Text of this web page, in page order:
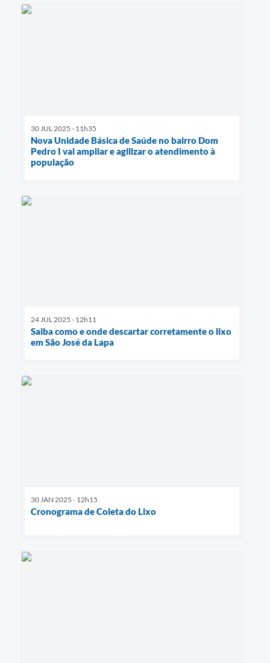
30 JUL 2025 - 11h35
Nova Unidade Básica de Saúde no bairro Dom
Pedro I vai ampliar e agilizar o atendimento à
população
24 JUL 2025 - 12h11
Saiba como e onde descartar corretamente o lixo
em São José da Lapa
30 JAN 2025 - 12h15
Cronograma de Coleta do Lixo